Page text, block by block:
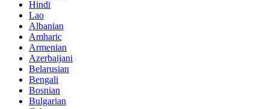
Hindi
Lao
Albanian
Amharic
Armenian
Azerbaijani
Belarusian
Bengali
Bosnian
Bulgarian